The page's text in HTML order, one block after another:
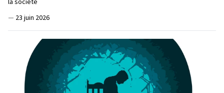
— 23 juin 2026